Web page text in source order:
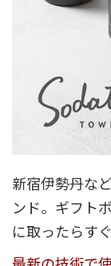
新宿伊勢丹な
ンド。ギフト
に取ったらす